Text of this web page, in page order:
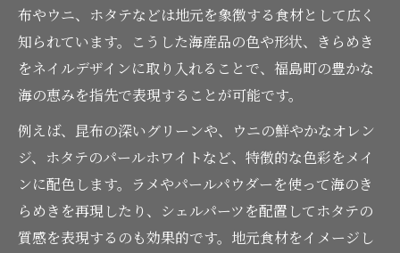
布やウニ、ホタテなどは地元を象徴する食材として広く
知られています。こうした海産品の色や形状、きらめき
をネイルデザインに取り入れることで、福島町の豊かな
海の恵みを指先で表現することが可能です。
例えば、昆布の深いグリーンや、ウニの鮮やかなオレン
ジ、ホタテのパールホワイトなど、特徴的な色彩をメイ
ンに配色します。ラメやパールパウダーを使って海のき
らめきを再現したり、シェルパーツを配置してホタテの
質感を表現するのも効果的です。地元食材をイメージし